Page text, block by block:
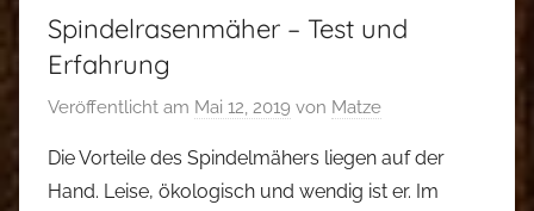
Spindelrasenmäher – Test und
Erfahrung
Veröffentlicht am Mai 12, 2019 von Matze
Die Vorteile des Spindelmähers liegen auf der
Hand. Leise, ökologisch und wendig ist er. Im